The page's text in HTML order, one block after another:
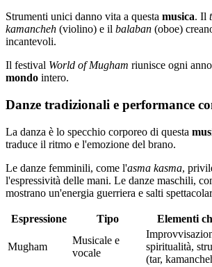
Strumenti unici danno vita a questa musica. Il
kamancheh (violino) e il balaban (oboe)
incantevoli.
Il festival World of Mugham riunisce ogni
mondo intero.
Danze tradizionali e performance
La danza è lo specchio corporeo di questa
traduce il ritmo e l'emozione del brano.
Le danze femminili, come l'asma kasma,
l'espressività delle mani. Le danze maschili,
mostrano un'energia guerriera e salti
Espressione Tipo Elementi
Mugham
Musicale e
vocale
spiritualità,
(tar,